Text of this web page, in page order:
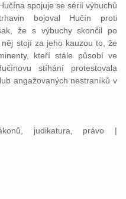
spojuje se sérií výbuchů
bojoval Hučín proti
že s výbuchy skončil po
stojí za jeho kauzou to, že
kteří stále působí ve
stíhání protestovala
angažovaných nestraníků v
judikatura, právo |